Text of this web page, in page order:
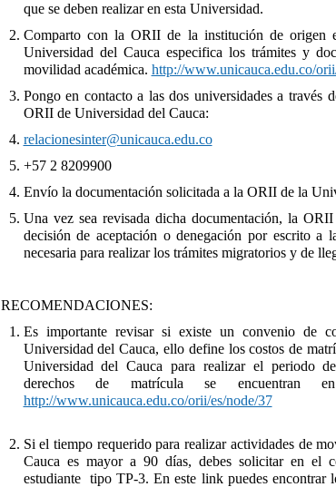
que se deben realizar en esta Universidad.
Comparto con la ORII de la institución de origen
Universidad del Cauca especifica los trámites y
movilidad académica. http://www.unicauca.edu.co/
Pongo en contacto a las dos universidades a través
ORII de Universidad del Cauca:
relacionesinter@unicauca.edu.co
+57 2 8209900
Envío la documentación solicitada a la ORII de la
Una vez sea revisada dicha documentación, la
decisión de aceptación o denegación por escrito a
necesaria para realizar los trámites migratorios y de
RECOMENDACIONES:
Es importante revisar si existe un convenio de
Universidad del Cauca, ello define los costos de
Universidad del Cauca para realizar el periodo
derechos de matrícula se
http://www.unicauca.edu.co/orii/es/node/37
Si el tiempo requerido para realizar actividades de
Cauca es mayor a 90 días, debes solicitar en el
estudiante tipo TP-3. En este link puedes encontrar